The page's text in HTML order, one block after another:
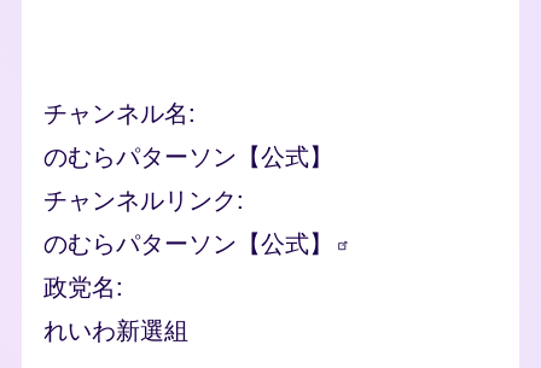
チャンネル名
のむらパターソン【公式】
チャンネルリンク
のむらパターソン【公式】
政党名
れいわ新選組